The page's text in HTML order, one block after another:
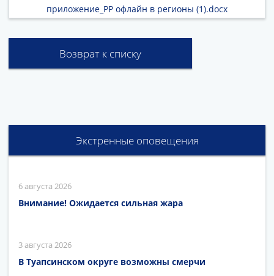
приложение_РР офлайн в регионы (1).docx
Возврат к списку
Экстренные оповещения
6 августа 2026
Внимание! Ожидается сильная жара
3 августа 2026
В Туапсинском округе возможны смерчи